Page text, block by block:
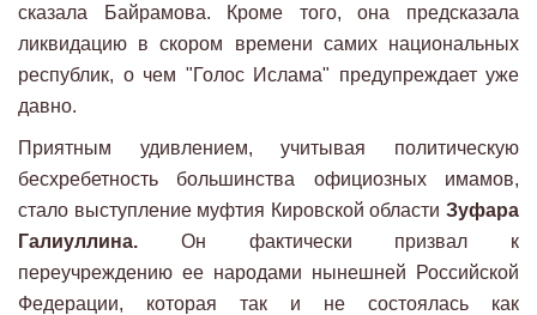
сказала Байрамова. Кроме того, она предсказала
ликвидацию в скором времени самих национальных
республик, о чем "Голос Ислама" предупреждает уже
давно.
Приятным удивлением, учитывая политическую
бесхребетность большинства официозных имамов,
стало выступление муфтия Кировской области Зуфара
Галиуллина. Он фактически призвал к
переучреждению ее народами нынешней Российской
Федерации, которая так и не состоялась как